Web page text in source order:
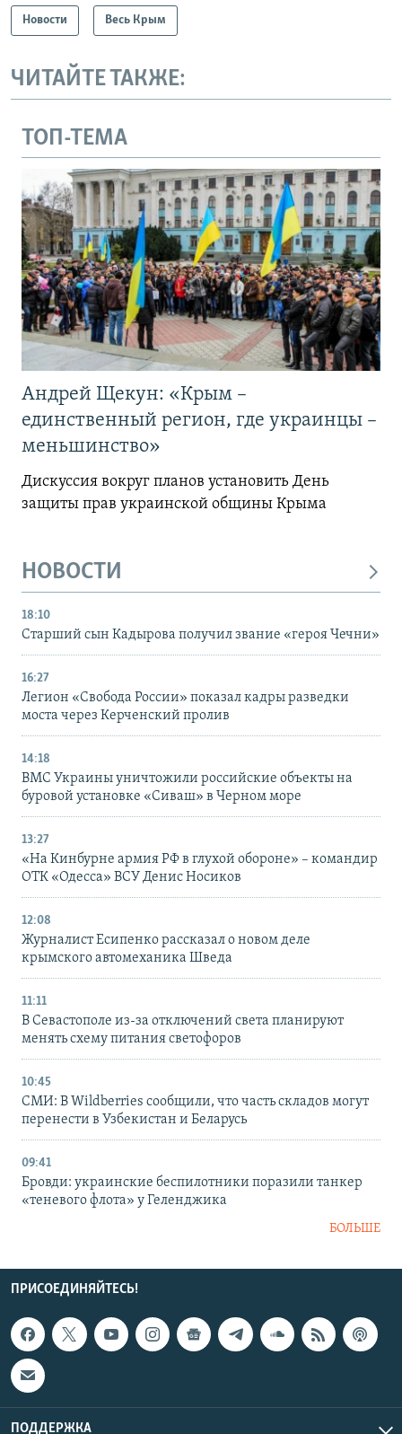
Новости Весь Крым
ЧИТАЙТЕ ТАКЖЕ:
ТОП-ТЕМА
Андрей Щекун: «Крым –
единственный регион, где украинцы –
меньшинство»
Дискуссия вокруг планов установить День
защиты прав украинской общины Крыма
НОВОСТИ
18:10
Старший сын Кадырова получил звание «героя Чечни»
16:27
Легион «Свобода России» показал кадры разведки
моста через Керченский пролив
14:18
ВМС Украины уничтожили российские объекты на
буровой установке «Сиваш» в Черном море
13:27
«На Кинбурне армия РФ в глухой обороне» – командир
ОТК «Одесса» ВСУ Денис Носиков
12:08
Журналист Есипенко рассказал о новом деле
крымского автомеханика Шведа
11:11
В Севастополе из-за отключений света планируют
менять схему питания светофоров
10:45
СМИ: В Wildberries сообщили, что часть складов могут
перенести в Узбекистан и Беларусь
09:41
Бровди: украинские беспилотники поразили танкер
«теневого флота» у Геленджика
БОЛЬШЕ
ПРИСОЕДИНЯЙТЕСЬ!
ПОДДЕРЖКА